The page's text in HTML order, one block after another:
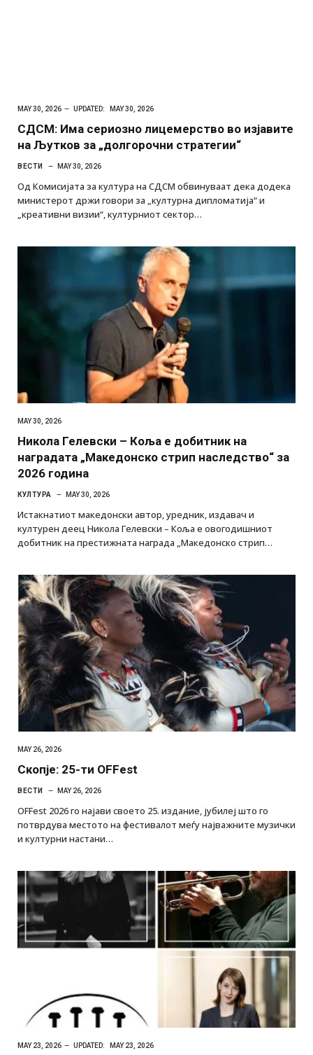
MAY 30, 2026 UPDATED: MAY 30, 2026
СДСМ: Има сериозно лицемерство во изјавите
на Љутков за „долгорочни стратегии“
ВЕСТИ MAY 30, 2026
Од Комисијата за култура на СДСМ обвинуваат дека додека
министерот држи говори за „културна дипломатија“ и
„креативни визии“, културниот сектор…
MAY 30, 2026
Никола Гелевски – Коља е добитник на
наградата „Македонско стрип наследство“ за
2026 година
КУЛТУРА MAY 30, 2026
Истакнатиот македонски автор, уредник, издавач и
културен деец Никола Гелевски – Коља е овогодишниот
добитник на престижната награда „Македонско стрип…
MAY 26, 2026
Скопје: 25-ти OFFest
ВЕСТИ MAY 26, 2026
OFFest 2026 го најави своето 25. издание, јубилеј што го
потврдува местото на фестивалот меѓу најважните музички
и културни настани…
MAY 23, 2026 UPDATED: MAY 23, 2026